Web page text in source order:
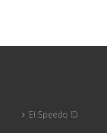
El Speedo ID